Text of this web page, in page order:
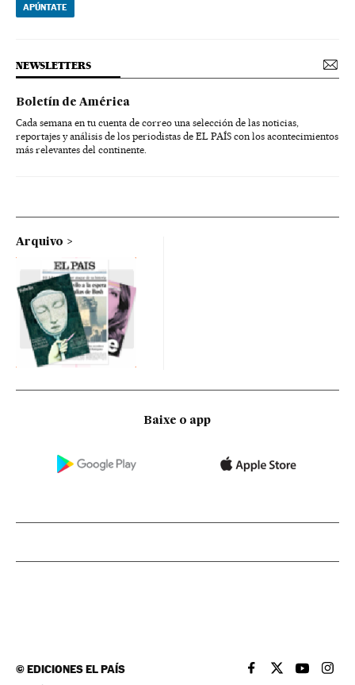
APÚNTATE
NEWSLETTERS
Boletín de América
Cada semana en tu cuenta de correo una selección de las noticias,
reportajes y análisis de los periodistas de EL PAÍS con los acontecimientos
más relevantes del continente.
Arquivo
Baixe o app
©EDICIONES EL PAÍS EL PAÍS BRASIL EN
EL PAÍSEL PAÍS
EL